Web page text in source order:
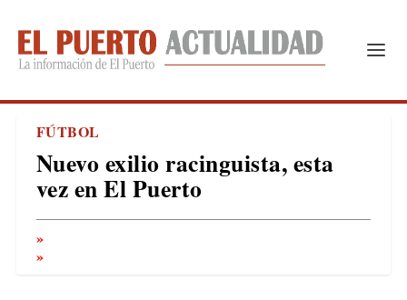
FÚTBOL
Nuevo exilio racinguista, esta
vez en El Puerto